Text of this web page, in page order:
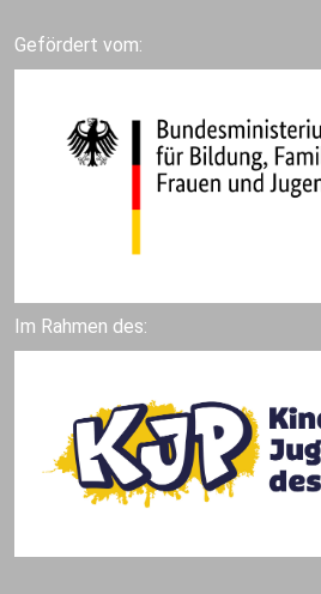
Gefördert vom:
Im Rahmen des: